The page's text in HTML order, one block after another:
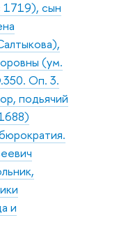
1719), сын
(ум.
Оп. 3.
подьячий
и